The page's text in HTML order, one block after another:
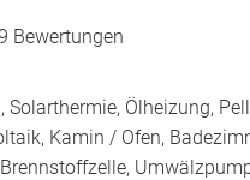
Bewertungen
Ölheizung,
Kamin / Ofen,